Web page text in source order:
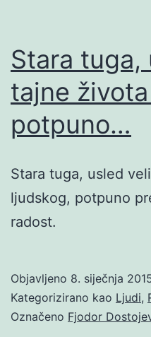
Stara tuga,
tajne
potpuno…
Stara tuga, usled
ljudskog, potpuno
radost.
Objavljeno 8. siječnja
Kategorizirano kao Ljudi,
Označeno Fjodor